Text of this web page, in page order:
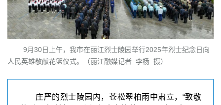
9月30日上午， 我市在丽江烈士陵园举行2025年烈士纪念日向
人民英雄敬献花篮仪式。
（丽江融媒记者 李杨 摄）
庄严的烈士陵园内，苍松翠柏雨中肃立，“致敬